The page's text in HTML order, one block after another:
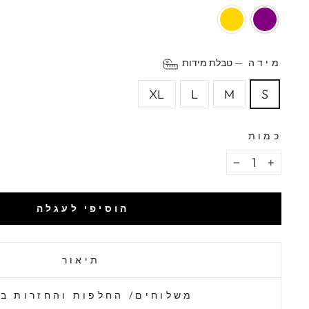
מידה — טבלת מידות
S
M
L
XL
כמות
− +
הוסיפי לעגלה
תיאור
משלוחים/ החלפות והחזרות